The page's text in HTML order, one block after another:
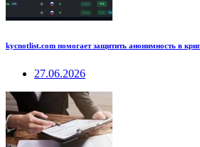
kycnotlist.com помогает защитить анонимность в
27.06.2026